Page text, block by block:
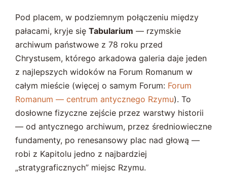
Pod placem, w podziemnym połączeniu między
pałacami, kryje się Tabularium — rzymskie
archiwum państwowe z 78 roku przed
Chrystusem, którego arkadowa galeria daje jeden
z najlepszych widoków na Forum Romanum w
całym mieście (więcej o samym Forum: Forum
Romanum — centrum antycznego Rzymu). To
dosłowne fizyczne zejście przez warstwy historii
— od antycznego archiwum, przez średniowieczne
fundamenty, po renesansowy plac nad głową —
robi z Kapitolu jedno z najbardziej
„stratygraficznych” miejsc Rzymu.